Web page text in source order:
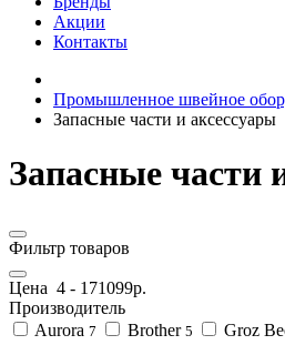
Акции
Контакты
Промышленное швейное
Запасные части и аксессуары
Запасные части
Фильтр товаров
Цена 4 - 171099р.
Производитель
Aurora 7 Brother 5 Groz